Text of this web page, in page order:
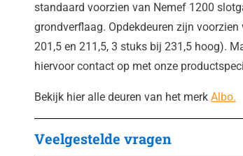
standaard voorzien van Nemef 1200
grondverflaag. Opdekdeuren zijn
201,5 en 211,5, 3 stuks bij 231,5 hoog).
hiervoor contact op met onze
Bekijk hier alle deuren van het merk Albo.
Veelgestelde vragen